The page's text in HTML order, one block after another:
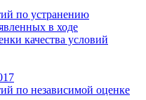
по устранению
в ходе
качества условий
по независимой оценке